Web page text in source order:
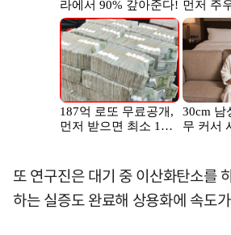
또 연구진은 대기 중 이산화탄소를
하는 실증도 완료해 상용화에 속도